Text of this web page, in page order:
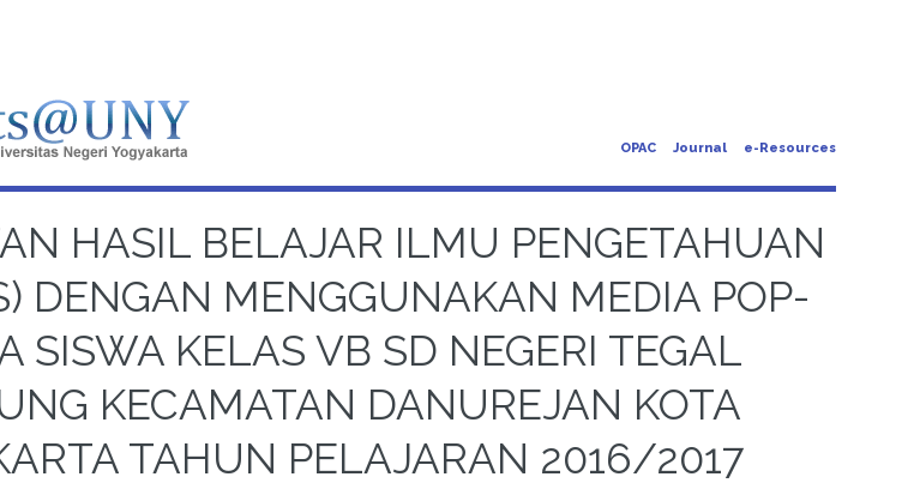
OPAC Journal e-Resources
HASIL BELAJAR ILMU PENGETAHUAN
DENGAN MENGGUNAKAN MEDIA POP-
SISWA KELAS VB SD NEGERI TEGAL
KECAMATAN DANUREJAN KOTA
TAHUN PELAJARAN 2016/2017